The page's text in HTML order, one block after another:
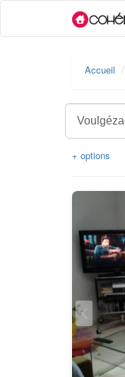
Accueil
+ options